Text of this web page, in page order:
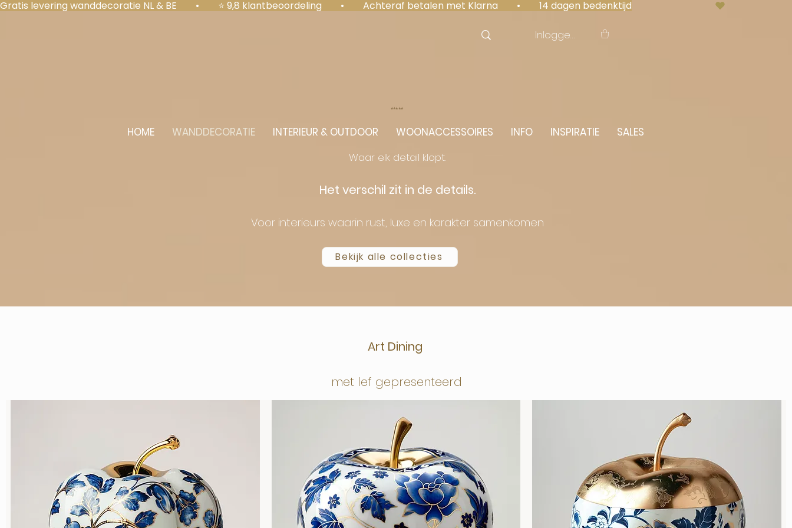
Gratis levering wanddecoratie NL & BE  •  ⭐ 9,8 klantbeoordeling  •  Achteraf betalen met Klarna  •  14 dagen bedenktijd
Inloggen
⭐️⭐️⭐️⭐️⭐️
HOME WANDDECORATIE INTERIEUR & OUTDOOR WOONACCESSOIRES INFO INSPIRATIE
SALES
Waar elk detail klopt.
Het verschil zit in de details.
Voor interieurs waarin rust, luxe en karakter samenkomen
Bekijk alle collecties
Art Dining
met lef gepresenteerd